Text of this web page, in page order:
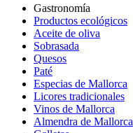
Gastronomía
Productos ecológicos
Aceite de oliva
Sobrasada
Quesos
Paté
Especias de Mallorca
Licores tradicionales
Vinos de Mallorca
Almendra de Mallorca